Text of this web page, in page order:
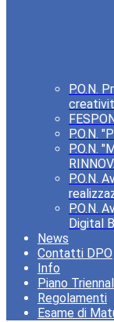
P.O.N.
P.O.N.
P.O.N.
P.O.N.
P.O.N.
Digital
News
Contatti DPO
Info
Piano
Regolamenti
Esame di